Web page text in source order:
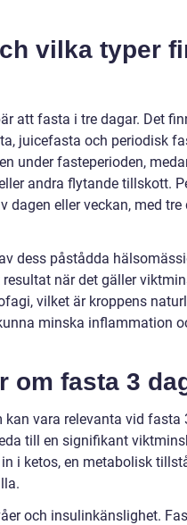
vilka typer
att fasta i tre dagar. Det
juicefasta och periodisk
under fasteperioden,
andra flytande tillskott.
eller veckan, med tre
dess påstådda
när det gäller
vilket är kroppens
minska inflammation
om fasta 3
vara relevanta vid fasta
till en signifikant
i ketos, en metabolisk
och insulinkänslighet.